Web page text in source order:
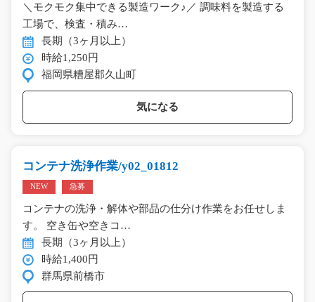
＼モクモク集中できる製造ワーク♪／ 調味料を製造する
工場で、検査・積み…
長期（3ヶ月以上）
時給1,250円
福岡県糟屋郡久山町
気になる
コンテナ洗浄作業/y02_01812
NEW 急募
コンテナの洗浄・解体や部品の仕分け作業をお任せしま
す。 空き缶や空きコ…
長期（3ヶ月以上）
時給1,400円
群馬県前橋市